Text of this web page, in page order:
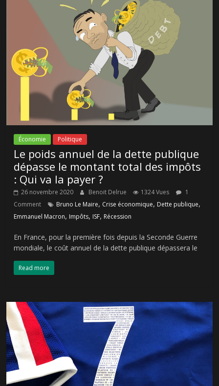
Économie Politique
Le poids annuel de la dette publique
dépasse le montant total des impôts
: Qui va la payer ?
26 novembre 2020 Benoit Delrue 1324 Vues
1
Comment
Bruno Le Maire, Crise économique, Dette publique,
Emmanuel Macron, Impôts, ISF, Récession
En France, pour la première fois depuis la Seconde Guerre
mondiale, le coût annuel de la dette publique dépassera le
Read more